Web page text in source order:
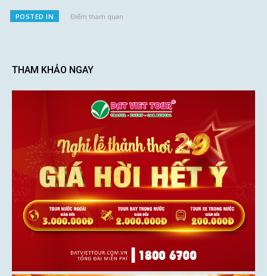
POSTED IN Điểm tham quan
THAM KHẢO NGAY